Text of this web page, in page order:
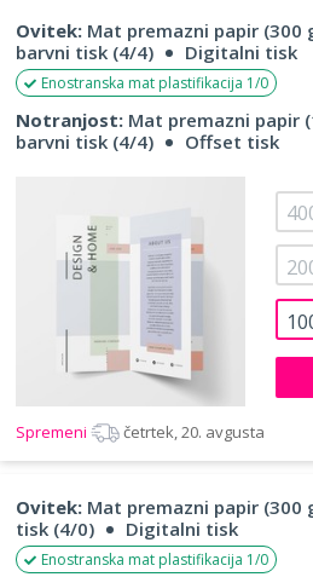
Ovitek: Mat premazni papir (300
barvni tisk (4/4)
Digitalni tisk
Enostranska mat plastifikacija 1/0
Notranjost: Mat premazni papir
barvni tisk (4/4)
Offset tisk
Spremeni četrtek, 20. avgusta
Ovitek: Mat premazni papir (300
tisk (4/0)
Digitalni tisk
Enostranska mat plastifikacija 1/0